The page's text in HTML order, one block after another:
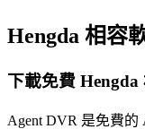
Hengda 相容
下載免費 Hengda
Agent DVR 是免費